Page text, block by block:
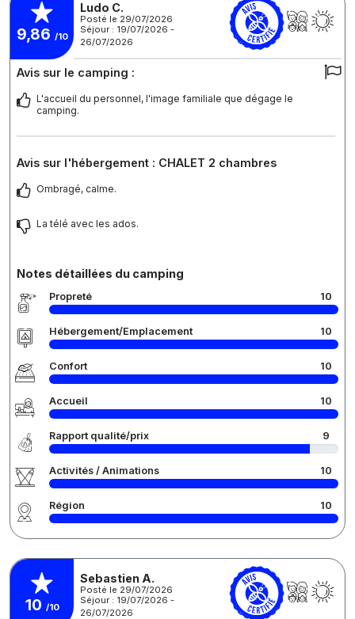
9,86 /10
Ludo C.
Posté le 29/07/2026
Séjour : 19/07/2026 -
26/07/2026
Avis sur le camping :
L'accueil du personnel, l'image familiale que dégage le
camping.
Avis sur l'hébergement : CHALET 2 chambres
Ombragé, calme.
La télé avec les ados.
Notes détaillées du camping
Propreté 10
Hébergement/Emplacement 10
Confort 10
Accueil 10
Rapport qualité/prix 9
Activités / Animations 10
Région 10
10 /10
Sebastien A.
Posté le 29/07/2026
Séjour : 19/07/2026 -
26/07/2026